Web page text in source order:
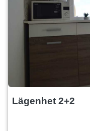
Lägenhet 2+2